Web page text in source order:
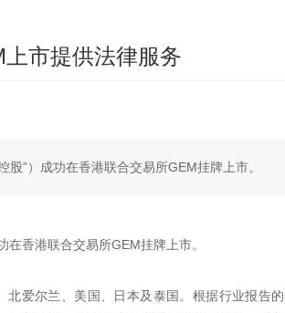
市提供法律服务
”）成功在香港联合交易所GEM挂牌上市。
香港联合交易所GEM挂牌上市。
爱尔兰、美国、日本及泰国。根据行业报告